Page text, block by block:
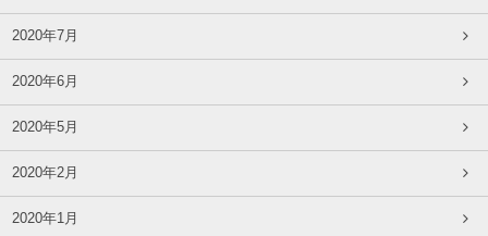
2020年7月
2020年6月
2020年5月
2020年2月
2020年1月